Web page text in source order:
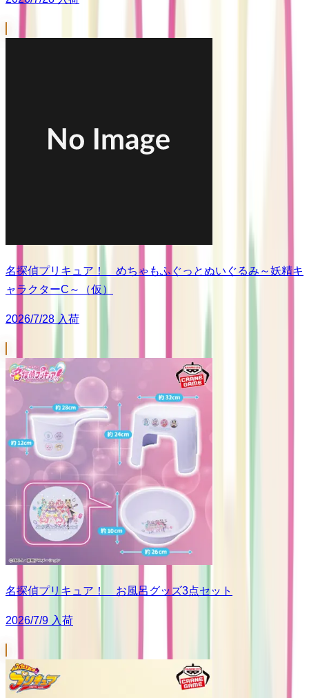
名探偵プリキュア！ めちゃもふぐっとぬいぐるみ～妖精キ
ャラクターC～（仮）
2026/7/28 入荷
名探偵プリキュア！ お風呂グッズ3点セット
2026/7/9 入荷